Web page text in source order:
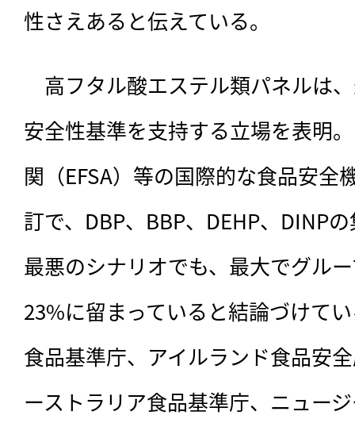
性さえあると伝えている。
高フタル酸エステル類パネルは
安全性基準を支持する立場を表明
関（EFSA）等の国際的な食品安全
訂で、DBP、BBP、DEHP、DINP
最悪のシナリオでも、最大でグル
23%に留まっていると結論づけて
食品基準庁、アイルランド食品安
ーストラリア食品基準庁、ニュー